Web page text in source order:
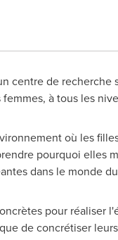
centre de recherche
à tous les
où les
pourquoi elles
dans le monde
pour réaliser
de concrétiser